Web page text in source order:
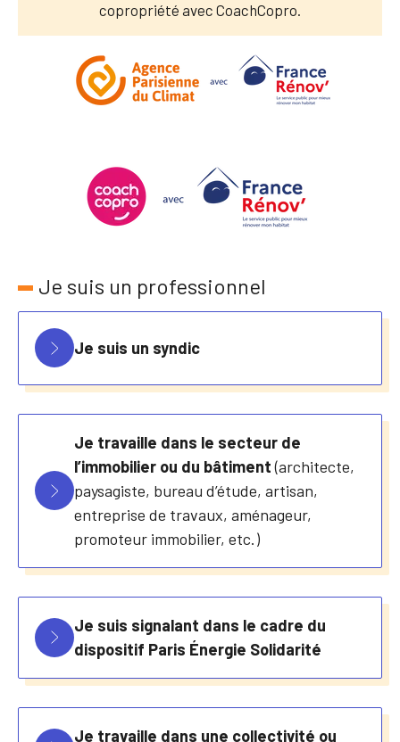
copropriété avec CoachCopro.
Je suis un professionnel
Je suis un syndic
Je travaille dans le secteur de
l’immobilier ou du bâtiment(architecte,
paysagiste, bureau d’étude, artisan,
entreprise de travaux, aménageur,
promoteur immobilier, etc.)
Je suis signalant dans le cadre du
dispositif Paris Énergie Solidarité
Je travaille dans une collectivité ou